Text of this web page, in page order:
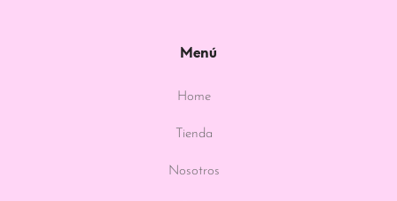
Menú
Home
Tienda
Nosotros